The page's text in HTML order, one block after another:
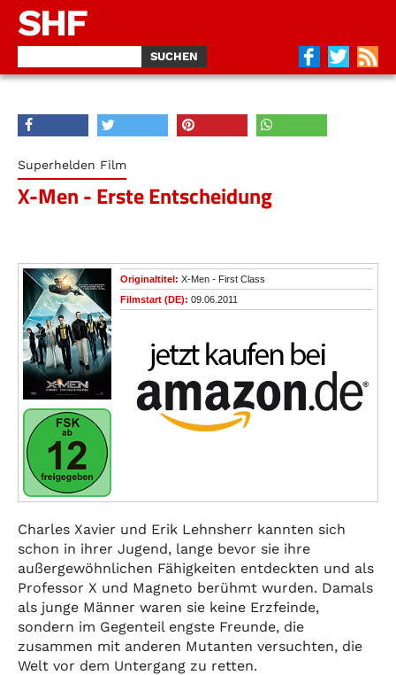
SHF
Superhelden Film
X-Men - Erste Entscheidung
Originaltitel: X-Men - First Class
Filmstart (DE): 09.06.2011
Charles Xavier und Erik Lehnsherr kannten sich
schon in ihrer Jugend, lange bevor sie ihre
außergewöhnlichen Fähigkeiten entdeckten und als
Professor X und Magneto berühmt wurden. Damals
als junge Männer waren sie keine Erzfeinde,
sondern im Gegenteil engste Freunde, die
zusammen mit anderen Mutanten versuchten, die
Welt vor dem Untergang zu retten.